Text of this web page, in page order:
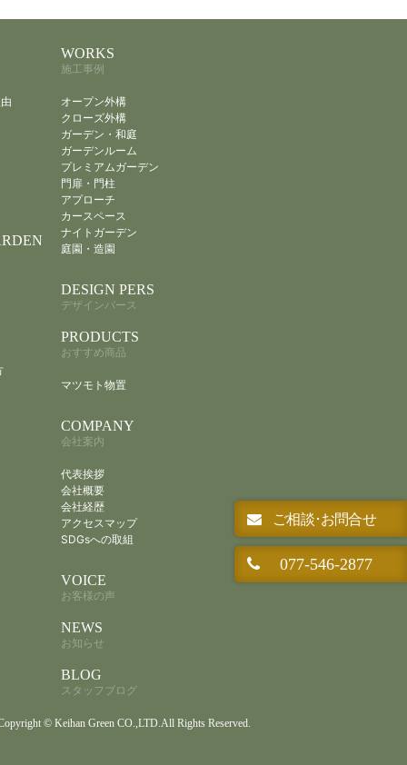
ご相談･お問合せ
077-546-2877
WORKS
施工事例
オープン外構
クローズ外構
ガーデン・和庭
ガーデンルーム
プレミアムガーデン
門扉・門柱
アプローチ
カースペース
ナイトガーデン
庭園・造園
DESIGN PERS
デザインパース
PRODUCTS
おすすめ商品
マツモト物置
COMPANY
会社案内
代表挨拶
会社概要
会社経歴
アクセスマップ
SDGsへの取組
VOICE
お客様の声
NEWS
お知らせ
BLOG
スタッフブログ
© Keihan Green CO.,LTD.All Rights Reserved.